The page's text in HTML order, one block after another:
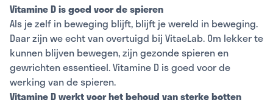
Vitamine D is goed voor de spieren
Als je zelf in beweging blijft, blijft je wereld in beweging.
Daar zijn we echt van overtuigd bij VitaeLab. Om lekker te
kunnen blijven bewegen, zijn gezonde spieren en
gewrichten essentieel. Vitamine D is goed voor de
werking van de spieren.
Vitamine D werkt voor het behoud van sterke botten